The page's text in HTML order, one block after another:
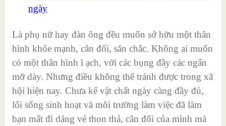
ngày
Là phụ nữ hay đàn ông đều muốn sở hữu một thân
hình khỏe mạnh, cân đối, săn chắc. Không ai muốn
có một thân hình ì ạch, với các bụng đầy các ngấn
mỡ dày. Nhưng điều không thể tránh được trong xã
hội hiện nay. Chưa kể vật chất ngày càng đầy đủ,
lối sống sinh hoạt và môi trường làm việc đã làm
bạn mất đi dáng vẻ thon thả, cân đối của mình mà